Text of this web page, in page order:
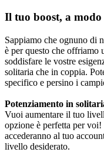
Il tuo boost, a modo
Sappiamo che ognuno di
è per questo che offriamo
soddisfare le vostre
solitaria che in coppia.
specifico e persino i
Potenziamento in
Vuoi aumentare il tuo
opzione è perfetta per
accederanno al tuo
livello desiderato.